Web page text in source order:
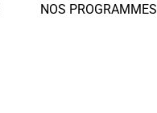
NOS PROGRAMMES